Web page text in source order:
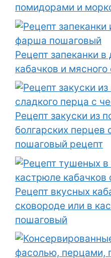
помидорами и
Рецепт запеканки в
кабачков и
Рецепт закуски из
болгарских перцев
пошаговый рецепт
Рецепт вкусных
сковороде или в
пошаговый